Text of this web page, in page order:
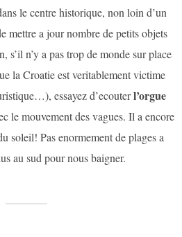
le centre historique, non loin d’un
mettre a jour nombre de petits objets
s’il n’y a pas trop de monde sur place
la Croatie est veritablement victime
essayez d’ecouterl’orgue
le mouvement des vagues. Il a encore
soleil! Pas enormement de plages a
au sud pour nous baigner.